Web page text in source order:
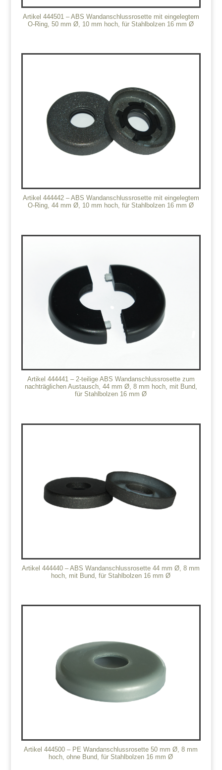
Artikel 444501 – ABS Wandanschlussrosette mit eingelegtem
O-Ring, 50 mm Ø, 10 mm hoch, für Stahlbolzen 16 mm Ø
Artikel 444442 – ABS Wandanschlussrosette mit eingelegtem
O-Ring, 44 mm Ø, 10 mm hoch, für Stahlbolzen 16 mm Ø
Artikel 444441 – 2-teilige ABS Wandanschlussrosette zum
nachträglichen Austausch, 44 mm Ø, 8 mm hoch, mit Bund,
für Stahlbolzen 16 mm Ø
Artikel 444440 – ABS Wandanschlussrosette 44 mm Ø, 8 mm
hoch, mit Bund, für Stahlbolzen 16 mm Ø
Artikel 444500 – PE Wandanschlussrosette 50 mm Ø, 8 mm
hoch, ohne Bund, für Stahlbolzen 16 mm Ø